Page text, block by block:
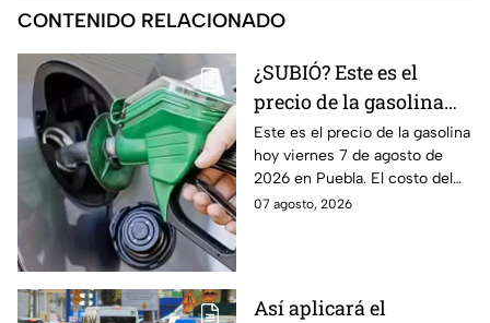
CONTENIDO RELACIONADO
¿SUBIÓ? Este es el
precio de la gasolina
Puebla hoy viernes 7 de
agosto de 2026
Este es el precio de la gasolina
hoy viernes 7 de agosto de
2026 en Puebla. El costo del
combustible cambia todos los
07 agosto, 2026
Así aplicará el